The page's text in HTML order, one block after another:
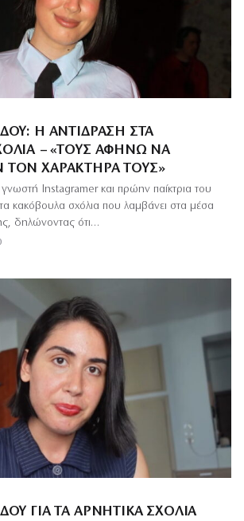
Η ΑΝΤΊΔΡΑΣΗ ΣΤΑ
– «ΤΟΥΣ ΑΦΉΝΩ ΝΑ
ΧΑΡΑΚΤΉΡΑ ΤΟΥΣ»
Instagramer και πρώην παίκτρια του
κακόβουλα σχόλια που λαμβάνει στα μέσα
δηλώνοντας ότι…
ΓΙΑ ΤΑ ΑΡΝΗΤΙΚΆ ΣΧΌΛΙΑ